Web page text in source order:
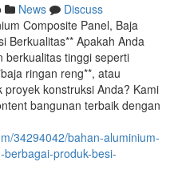
News
Discuss
Composite Panel, Baja
Berkualitas** Apakah Anda
berkualitas tinggi seperti
ringan reng**, atau
konstruksi Anda? Kami
bangunan terbaik dengan
34294042/bahan-aluminium-
produk-besi-